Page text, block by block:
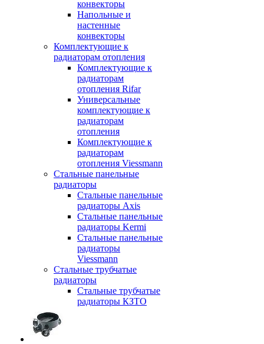
конвекторы
Напольные и
настенные
конвекторы
Комплектующие к
радиаторам отопления
Комплектующие к
радиаторам
отопления Rifar
Универсальные
комплектующие к
радиаторам
отопления
Комплектующие к
радиаторам
отопления Viessmann
Стальные панельные
радиаторы
Стальные панельные
радиаторы Axis
Стальные панельные
радиаторы Kermi
Стальные панельные
радиаторы
Viessmann
Стальные трубчатые
радиаторы
Стальные трубчатые
радиаторы КЗТО